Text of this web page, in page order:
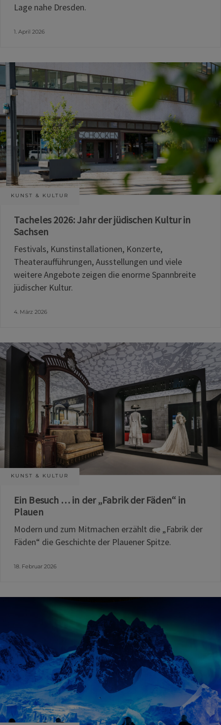
Lage nahe Dresden.
1. April 2026
KUNST & KULTUR
Tacheles 2026: Jahr der jüdischen Kultur in
Sachsen
Festivals, Kunstinstallationen, Konzerte,
Theateraufführungen, Ausstellungen und viele
weitere Angebote zeigen die enorme Spannbreite
jüdischer Kultur.
4. März 2026
KUNST & KULTUR
Ein Besuch … in der „Fabrik der Fäden“ in
Plauen
Modern und zum Mitmachen erzählt die „Fabrik der
Fäden“ die Geschichte der Plauener Spitze.
18. Februar 2026